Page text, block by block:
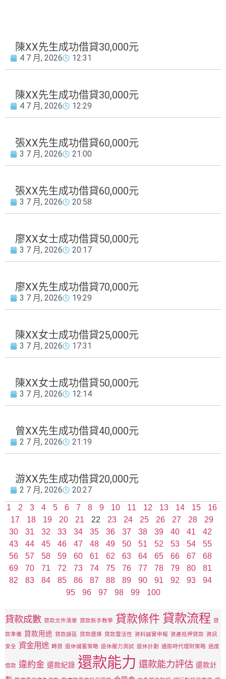
陳XX先生成功借貸30,000元
4 7 月, 2026 12:31
陳XX先生成功借貸30,000元
4 7 月, 2026 12:29
張XX先生成功借貸60,000元
3 7 月, 2026 21:00
張XX先生成功借貸60,000元
3 7 月, 2026 20:58
廖XX女士成功借貸50,000元
3 7 月, 2026 20:17
廖XX先生成功借貸70,000元
3 7 月, 2026 19:29
陳XX女士成功借貸25,000元
3 7 月, 2026 17:31
陳XX女士成功借貸50,000元
3 7 月, 2026 12:14
曾XX先生成功借貸40,000元
2 7 月, 2026 21:19
游XX先生成功借貸20,000元
2 7 月, 2026 20:27
1 2 3 4 5 6 7 8 9 10 11 12 13 14 15
16
17
18 19 20 21 22 23 24 25 26 27 28
29
30
31 32 33 34 35 36 37 38 39 40 41
42
43
44 45 46 47 48 49 50 51 52 53 54
55
56
57 58 59 60 61 62 63 64 65 66 67
68
69
70 71 72 73 74 75 76 77 78 79 80
81
82
83 84 85 86 87 88 89 90 91 92 93
94
95
96 97 98 99 100
貸款成數 貸款文件清單 貸款新手教學 貸款條件 貸款流程 貸
款準備 貸款用途 貸款誤區 貸款選擇 貸款靈活性 資料誠實申報 資產抵押貸款 資訊
安全 資金用途 轉貸 退休儲蓄策略 退休壓力測試 退休計劃 通膨時代理財策略 過度
借款 違約金 還款紀錄 還款能力 還款能力評估 還款計